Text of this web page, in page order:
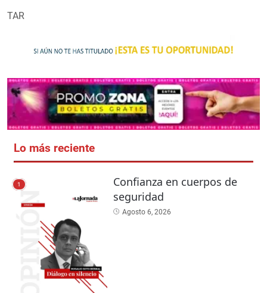
TAR
Lo más reciente
1
Confianza en cuerpos de
seguridad
Agosto 6, 2026